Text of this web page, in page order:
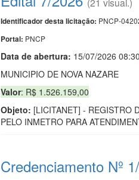
Identificador desta licitação: PNCP-
Portal: PNCP
Data de abertura: 15/07/2026 08:30
MUNICIPIO DE NOVA NAZARE
Valor: R$ 1.526.159,00
Objeto: [LICITANET] - REGISTRO
PELO INMETRO PARA
Credenciamento Nº